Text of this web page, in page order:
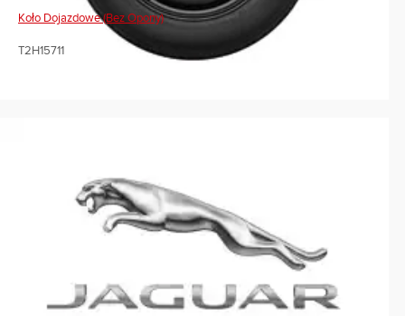
Koło Dojazdowe (bez Opony)
T2H15711